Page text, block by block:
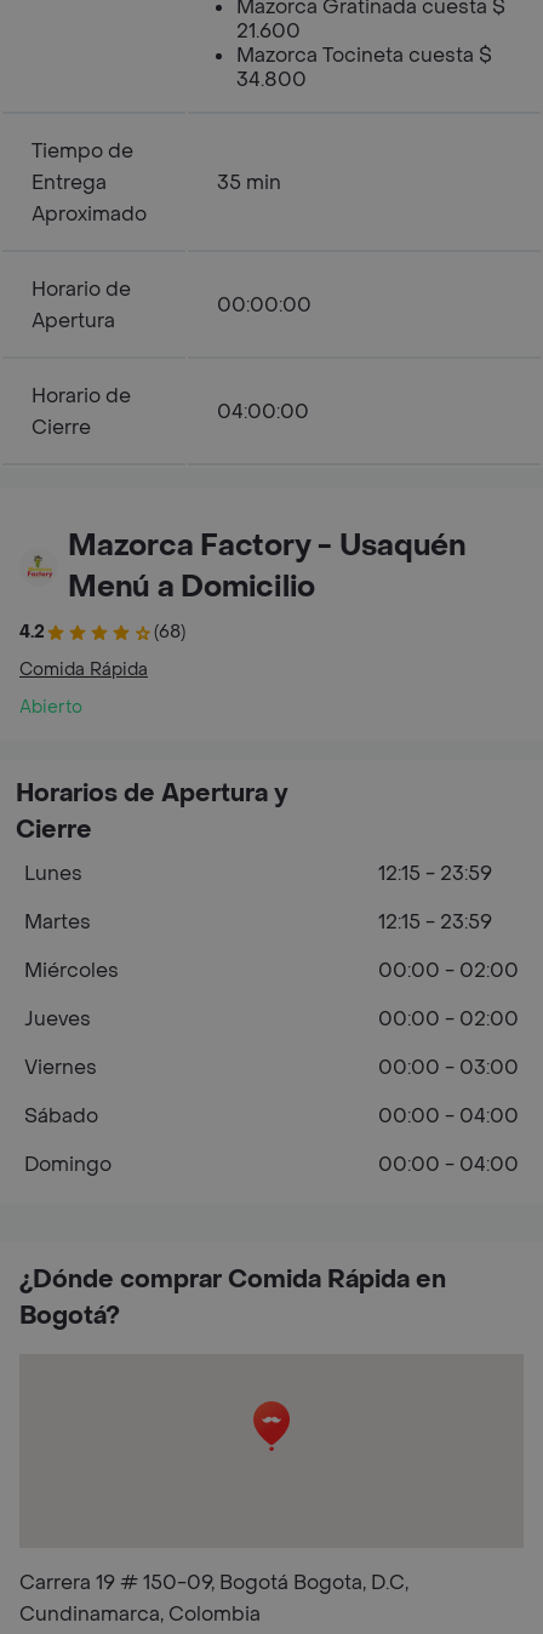
Mazorca Gratinada cuesta $
21.600
Mazorca Tocineta cuesta $
34.800
Tiempo de
Entrega
Aproximado
35 min
Horario de
Apertura
00:00:00
Horario de
Cierre
04:00:00
Mazorca Factory - Usaquén
Menú a Domicilio
4.2
(68)
Comida Rápida
Abierto
¿Dónde comprar Comida Rápida en
Bogotá?
Carrera 19 # 150-09, Bogotá Bogota, D.C,
Cundinamarca, Colombia
Horarios de Apertura y
Cierre
Lunes
12:15 - 23:59
Martes
12:15 - 23:59
Miércoles
00:00 - 02:00
Jueves
00:00 - 02:00
Viernes
00:00 - 03:00
Sábado
00:00 - 04:00
Domingo
00:00 - 04:00